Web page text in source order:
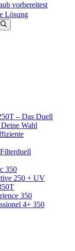
vorbereitest
Lösung
– Das Duell
Wahl
350
250 + UV
350
4+ 350